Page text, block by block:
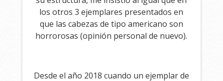
los otros 3 ejemplares presentados en
que las cabezas de tipo americano son
horrorosas (opinión personal de nuevo).
Desde el año 2018 cuando un ejemplar de